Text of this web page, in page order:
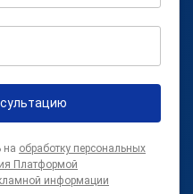
на обработку персональных
Платформой
информации